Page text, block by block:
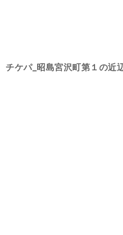
チケパ_昭島宮沢町第１の近